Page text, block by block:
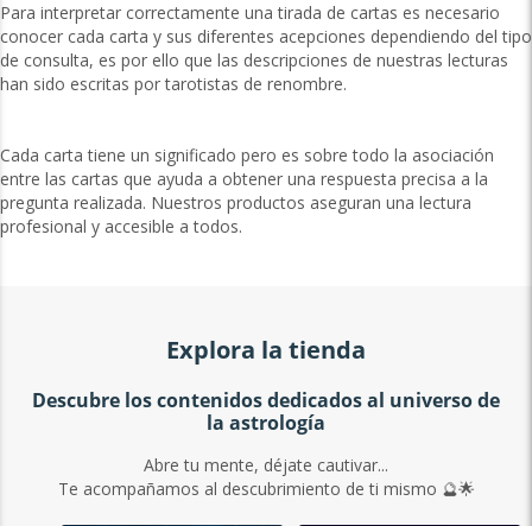
Para interpretar correctamente una tirada de cartas es necesario
conocer cada carta y sus diferentes acepciones dependiendo del tipo
de consulta, es por ello que las descripciones de nuestras lecturas
han sido escritas por tarotistas de renombre.
Cada carta tiene un significado pero es sobre todo la asociación
entre las cartas que ayuda a obtener una respuesta precisa a la
pregunta realizada. Nuestros productos aseguran una lectura
profesional y accesible a todos.
Explora la tienda
Descubre los contenidos dedicados al universo de
la astrología
Abre tu mente, déjate cautivar...
Te acompañamos al descubrimiento de ti mismo 🔮🌟